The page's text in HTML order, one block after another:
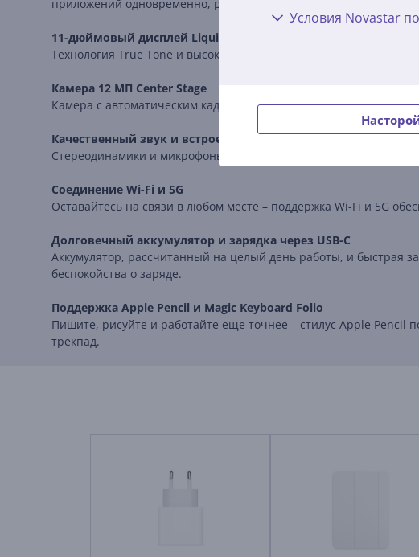
Условия Novastar
приложений одновременно, редактировать видео 4K и
11-дюймовый дисплей Liquid Retina
Технология True Tone и высокое разрешение обеспечивают
Камера 12 МП Center Stage
Камера с автоматическим кадрированием и функцией Smart
Качественный звук и встроенные микрофоны
Стереодинамики и микрофоны с шумоподавлением
Соединение Wi-Fi и 5G
Оставайтесь на связи в любом месте – поддержка Wi-Fi и 5G
Долговечный аккумулятор и зарядка через USB-C
Аккумулятор, рассчитанный на целый день работы, и быстрая
беспокойства о заряде.
Поддержка Apple Pencil и Magic Keyboard Folio
Пишите, рисуйте и работайте еще точнее – стилус Apple Pencil
трекпад.